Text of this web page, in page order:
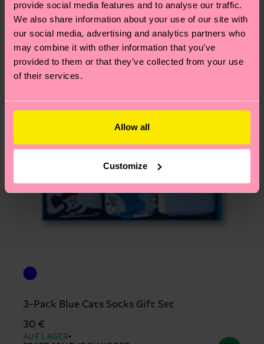
provide social media features and to analyse our traffic.
We also share information about your use of our site with
our social media, advertising and analytics partners who
may combine it with other information that you’ve
provided to them or that they’ve collected from your use
of their services.
Allow all
Customize
Du hast Fragen zu einer Retoure? In unserem
Hilfebereich im Artikel Retouren findest du die
am häufigsten gestellten Fragen.
3-Pack Blue Cats Socks Gift Set
30 €
AUF LAGER